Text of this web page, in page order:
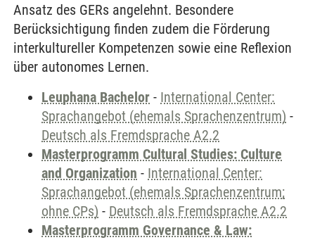
Ansatz des GERs angelehnt. Besondere
Berücksichtigung finden zudem die Förderung
interkultureller Kompetenzen sowie eine Reflexion
über autonomes Lernen.
Leuphana Bachelor - International Center:
Sprachangebot (ehemals Sprachenzentrum) -
Deutsch als Fremdsprache A2.2
Masterprogramm Cultural Studies: Culture
and Organization - International Center:
Sprachangebot (ehemals Sprachenzentrum;
ohne CPs) - Deutsch als Fremdsprache A2.2
Masterprogramm Governance & Law: